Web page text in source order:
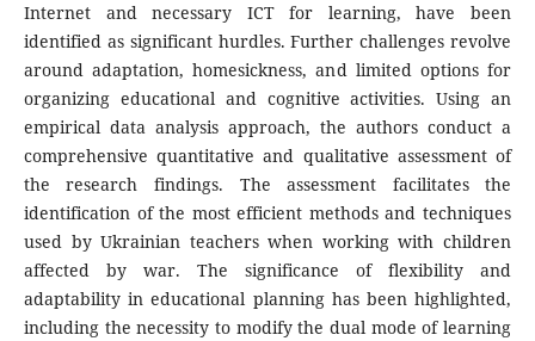
Internet and necessary ICT for learning, have been
identified as significant hurdles. Further challenges revolve
around adaptation, homesickness, and limited options for
organizing educational and cognitive activities. Using an
empirical data analysis approach, the authors conduct a
comprehensive quantitative and qualitative assessment of
the research findings. The assessment facilitates the
identification of the most efficient methods and techniques
used by Ukrainian teachers when working with children
affected by war. The significance of flexibility and
adaptability in educational planning has been highlighted,
including the necessity to modify the dual mode of learning